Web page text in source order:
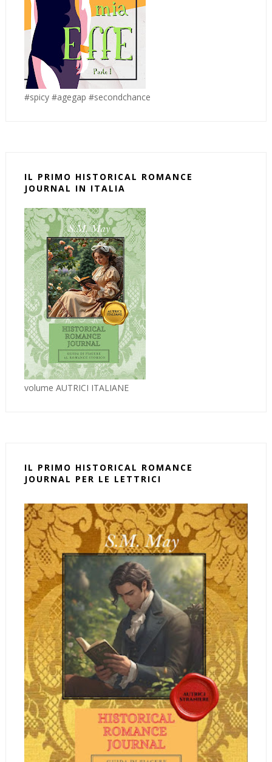
#spicy #agegap #secondchance
IL PRIMO HISTORICAL ROMANCE
JOURNAL IN ITALIA
volume AUTRICI ITALIANE
IL PRIMO HISTORICAL ROMANCE
JOURNAL PER LE LETTRICI